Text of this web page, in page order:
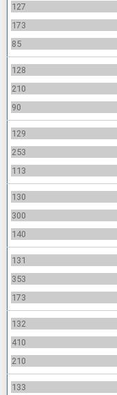
127
173
85
128
210
90
129
253
113
130
300
140
131
353
173
132
410
210
133